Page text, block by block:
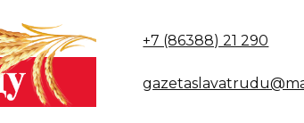
+7 (86388) 21 290